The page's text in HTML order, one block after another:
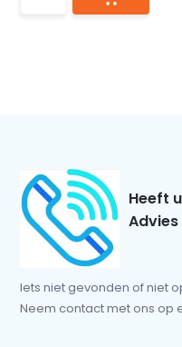
Heeft
Iets niet gevonden of niet
Neem contact met ons op